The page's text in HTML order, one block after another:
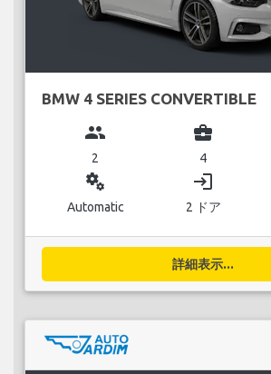
BMW 4 SERIES CONVERTIBLE
group
2
business_center
4
miscellaneous_services
Automatic
login
2 ドア
詳細表示...